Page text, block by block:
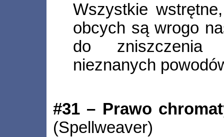
Wszystkie
obcych są wrogo
do
nieznanych
#31 – Prawo
(Spellweaver)